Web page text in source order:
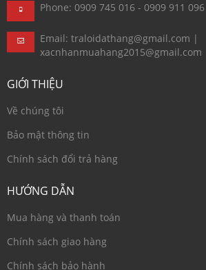
Phone: 0909 745 016 - 0909 911
Email: traloidathang@gmail.com |
xacnhanmuahang2015@gmail.com
GIỚI THIỆU
Về chúng tôi
Bảo mật thông tin
Chính sách đổi trả hàng
HƯỚNG DẪN
Mua hàng và thanh toán
Chính sách giao hàng
Chính sách bảo hành